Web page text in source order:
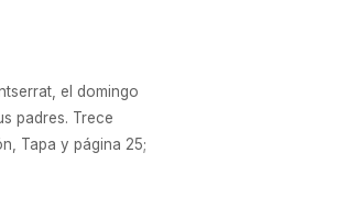
el domingo
padres. Trece
Tapa y página 25;